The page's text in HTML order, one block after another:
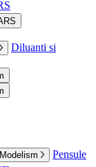
Diluanti si
Pensule